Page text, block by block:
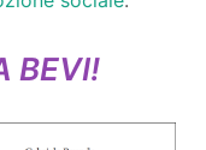
BEVI!